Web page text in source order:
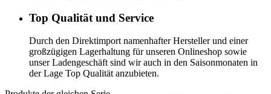
Top Qualität und Service
Durch den Direktimport namenhafter Hersteller und einer
großzügigen Lagerhaltung für unseren Onlineshop sowie
unser Ladengeschäft sind wir auch in den Saisonmonaten in
der Lage Top Qualität anzubieten.